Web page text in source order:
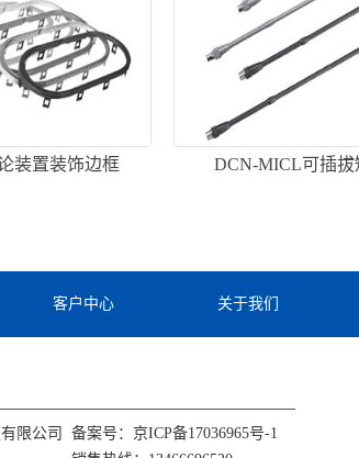
装置装饰边框 DCN-MICL可插拔
客户中心 关于我们
限公司 备案号： 京ICP备17036965号-1